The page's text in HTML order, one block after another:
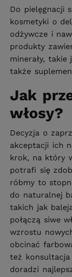
Do pielęgnacji
kosmetyki o
odżywcze i
produkty
minerały, takie
także
Jak
włosy?
Decyzja o
akceptacji ich
krok, na który
potrafi się
róbmy to
do naturalnej
takich jak
połączą siwe
wzrostu
obcinać
też
doradzi